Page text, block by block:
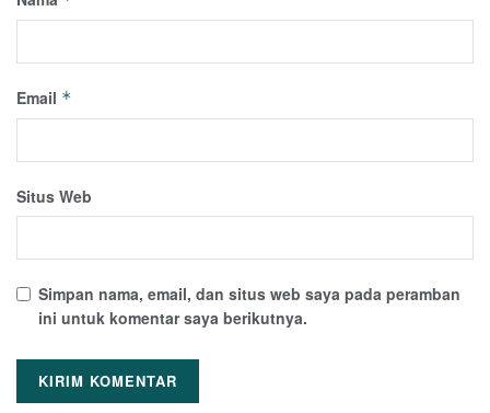
Email *
Situs Web
Simpan nama, email, dan situs web saya pada peramban
ini untuk komentar saya berikutnya.